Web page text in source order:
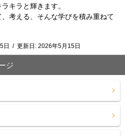
キラと輝きます。
考える、そんな学びを積み重ねて
日 / 更新日: 2026年5月15日
ジ